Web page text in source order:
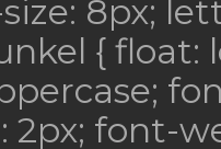
8px;
{
2px; font-